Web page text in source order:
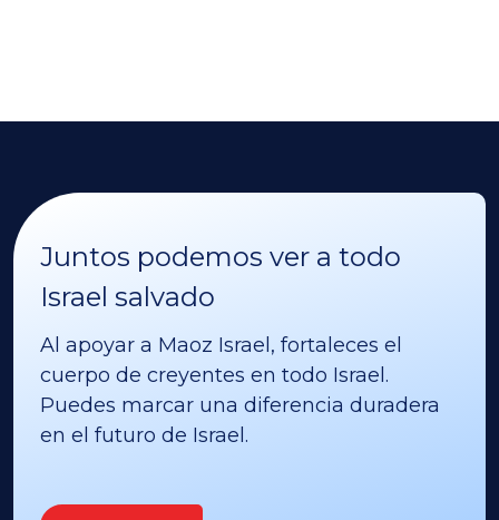
Juntos podemos ver a todo
Israel salvado
Al apoyar a Maoz Israel, fortaleces el
cuerpo de creyentes en todo Israel.
Puedes marcar una diferencia duradera
en el futuro de Israel.